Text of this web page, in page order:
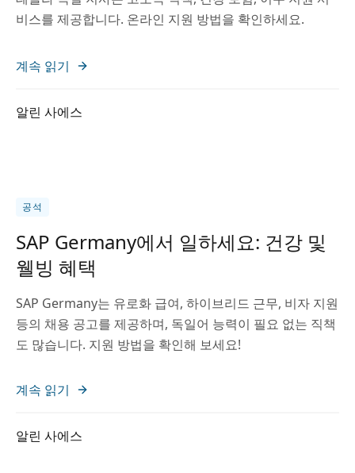
비스를 제공합니다. 온라인 지원 방법을 확인하세요.
계속 읽기
알린 사에스
공석
SAP Germany에서 일하세요: 건강 및
웰빙 혜택
SAP Germany는 유로화 급여, 하이브리드 근무, 비자 지원
등의 채용 공고를 제공하며, 독일어 능력이 필요 없는 직책
도 많습니다. 지원 방법을 확인해 보세요!
계속 읽기
알린 사에스